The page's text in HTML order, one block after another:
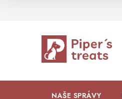
NAŠE SPRÁVY